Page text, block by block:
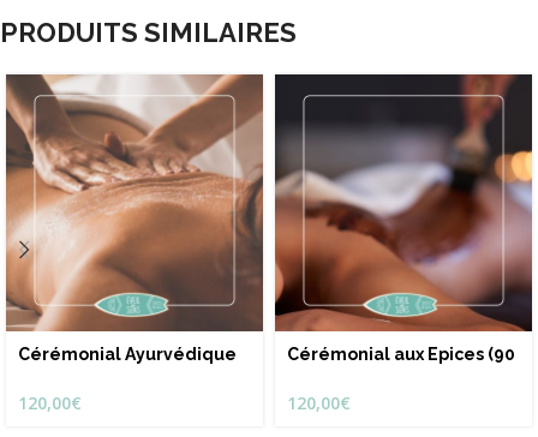
PRODUITS SIMILAIRES
Cérémonial Ayurvédique
120,00€
Cérémonial aux Epices (90
120,00€